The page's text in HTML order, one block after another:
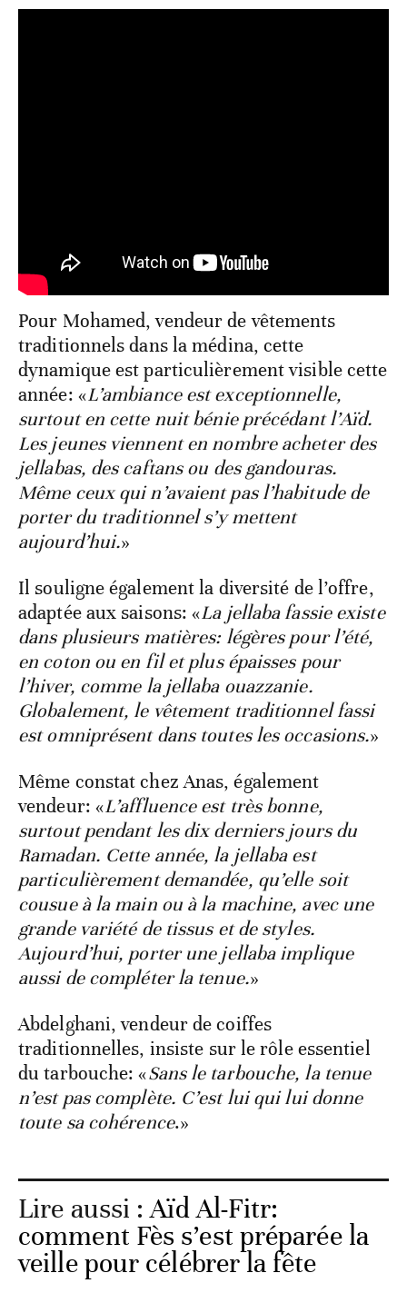
Pour Mohamed, vendeur de vêtements
traditionnels dans la médina, cette
dynamique est particulièrement visible cette
année: «L’ambiance est exceptionnelle,
surtout en cette nuit bénie précédant l’Aïd.
Les jeunes viennent en nombre acheter des
jellabas, des caftans ou des gandouras.
Même ceux qui n’avaient pas l’habitude de
porter du traditionnel s’y mettent
aujourd’hui.»
Il souligne également la diversité de l’offre,
adaptée aux saisons: «La jellaba fassie existe
dans plusieurs matières: légères pour l’été,
en coton ou en fil et plus épaisses pour
l’hiver, comme la jellaba ouazzanie.
Globalement, le vêtement traditionnel fassi
est omniprésent dans toutes les occasions.»
Même constat chez Anas, également
vendeur: «L’affluence est très bonne,
surtout pendant les dix derniers jours du
Ramadan. Cette année, la jellaba est
particulièrement demandée, qu’elle soit
cousue à la main ou à la machine, avec une
grande variété de tissus et de styles.
Aujourd’hui, porter une jellaba implique
aussi de compléter la tenue.»
Abdelghani, vendeur de coiffes
traditionnelles, insiste sur le rôle essentiel
du tarbouche: «Sans le tarbouche, la tenue
n’est pas complète. C’est lui qui lui donne
toute sa cohérence.»
Lire aussi :Aïd Al-Fitr:
comment Fès s’est préparée la
veille pour célébrer la fête